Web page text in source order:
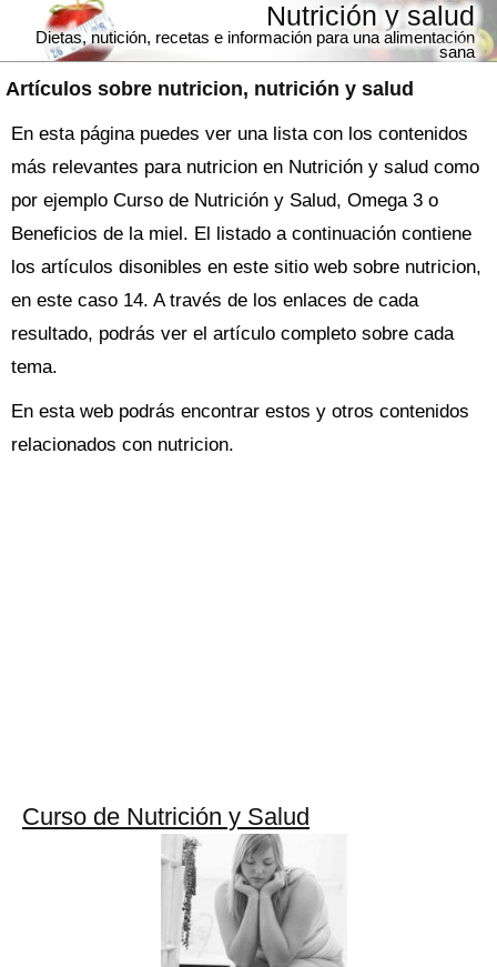
Artículos sobre nutricion, nutrición y salud
Nutrición y salud
Dietas, nutición, recetas e información para una alimentación
sana
En esta página puedes ver una lista con los contenidos
más relevantes para nutricion en Nutrición y salud como
por ejemplo Curso de Nutrición y Salud, Omega 3 o
Beneficios de la miel. El listado a continuación contiene
los artículos disonibles en este sitio web sobre nutricion,
en este caso 14. A través de los enlaces de cada
resultado, podrás ver el artículo completo sobre cada
tema.
En esta web podrás encontrar estos y otros contenidos
relacionados con nutricion.
Curso de Nutrición y Salud